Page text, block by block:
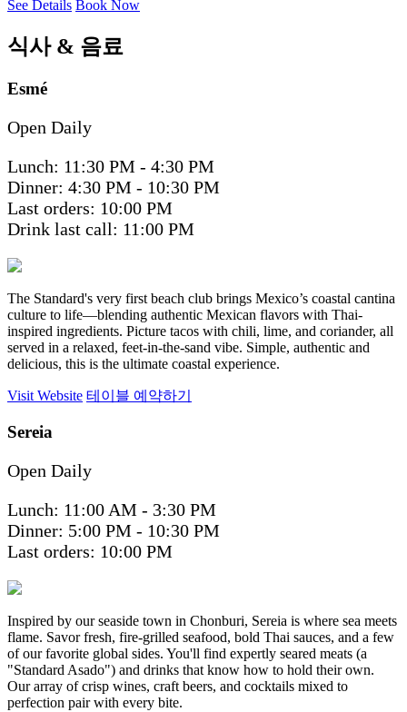
See Details Book Now
식사 & 음료
Esmé
Open Daily
Lunch: 11:30 PM - 4:30 PM
Dinner: 4:30 PM - 10:30 PM
Last orders: 10:00 PM
Drink last call: 11:00 PM
The Standard's very first beach club brings Mexico’s coastal cantina
culture to life—blending authentic Mexican flavors with Thai-
inspired ingredients. Picture tacos with chili, lime, and coriander, all
served in a relaxed, feet-in-the-sand vibe. Simple, authentic and
delicious, this is the ultimate coastal experience.
Visit Website 테이블 예약하기
Sereia
Open Daily
Lunch: 11:00 AM - 3:30 PM
Dinner: 5:00 PM - 10:30 PM
Last orders: 10:00 PM
Inspired by our seaside town in Chonburi, Sereia is where sea meets
flame. Savor fresh, fire-grilled seafood, bold Thai sauces, and a few
of our favorite global sides. You'll find expertly seared meats (a
"Standard Asado") and drinks that know how to hold their own.
Our array of crisp wines, craft beers, and cocktails mixed to
perfection pair with every bite.